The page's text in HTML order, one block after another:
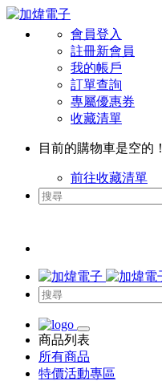
會員登入
註冊新會員
我的帳戶
訂單查詢
專屬優惠券
收藏清單
目前的購物車是空的！
前往收藏清單
商品列表
所有商品
特價活動專區